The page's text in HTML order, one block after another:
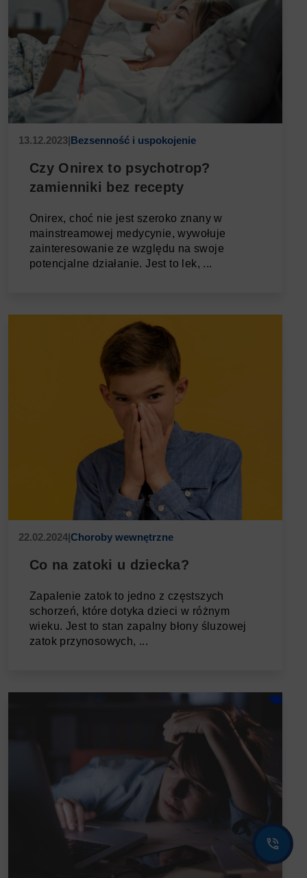
13.12.2023|Bezsenność i uspokojenie
Czy Onirex to psychotrop?
zamienniki bez recepty
Onirex, choć nie jest szeroko znany w
mainstreamowej medycynie, wywołuje
zainteresowanie ze względu na swoje
potencjalne działanie. Jest to lek, ...
22.02.2024|Choroby wewnętrzne
Co na zatoki u dziecka?
Zapalenie zatok to jedno z częstszych
schorzeń, które dotyka dzieci w różnym
wieku. Jest to stan zapalny błony śluzowej
zatok przynosowych, ...